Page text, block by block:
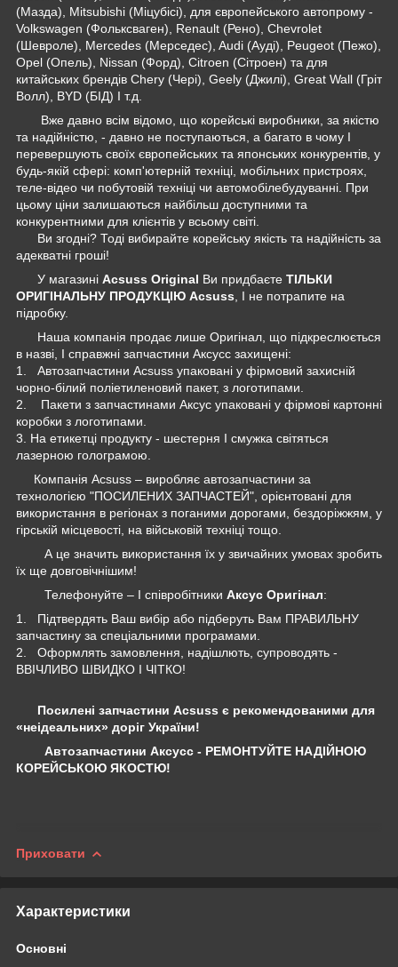
(Мазда), Mitsubishi (Міцубісі), для європейського автопрому -
Volkswagen (Фольксваген), Renault (Рено), Chevrolet
(Шевроле), Mercedes (Мерседес), Audi (Ауді), Peugeot (Пежо),
Opel (Опель), Nissan (Форд), Citroen (Сітроен) та для
китайських брендів Chery (Чері), Geely (Джилі), Great Wall (Гріт
Волл), BYD (БІД) І т.д.
Вже давно всім відомо, що корейські виробники, за якістю
та надійністю, - давно не поступаються, а багато в чому І
перевершують своїх європейських та японських конкурентів, у
будь-якій сфері: комп'ютерній техніці, мобільних пристроях,
теле-відео чи побутовій техніці чи автомобілебудуванні. При
цьому ціни залишаються найбільш доступними та
конкурентними для клієнтів у всьому світі.
Ви згодні? Тоді вибирайте корейську якість та надійність за
адекватні гроші!
У магазині Acsuss Original Ви придбаєте ТІЛЬКИ
ОРИГІНАЛЬНУ ПРОДУКЦІЮ Acsuss , І не потрапите на
підробку.
Наша компанія продає лише Оригінал, що підкреслюється
в назві, І справжні запчастини Аксусс захищені:
1. Автозапчастини Acsuss упаковані у фірмовий захисній
чорно-білий поліетиленовий пакет, з логотипами.
2. Пакети з запчастинами Аксус упаковані у фірмові картонні
коробки з логотипами.
3. На етикетці продукту - шестерня І смужка світяться
лазерною голограмою.
Компанія Acsuss – виробляє автозапчастини за
технологією "ПОСИЛЕНИХ ЗАПЧАСТЕЙ", орієнтовані для
використання в регіонах з поганими дорогами, бездоріжжям, у
гірській місцевості, на військовій техніці тощо.
А це значить використання їх у звичайних умовах зробить
їх ще довговічнішим!
Телефонуйте – І співробітники Аксус Оригінал:
1. Підтвердять Ваш вибір або підберуть Вам ПРАВИЛЬНУ
запчастину за спеціальними програмами.
2. Оформлять замовлення, надішлють, супроводять -
ВВІЧЛИВО ШВИДКО І ЧІТКО!
Посилені запчастини Acsuss є рекомендованими для
«неідеальних» доріг України!
Автозапчастини Аксусс - РЕМОНТУЙТЕ НАДІЙНОЮ
КОРЕЙСЬКОЮ ЯКОСТЮ!
Приховати
Характеристики
Основні